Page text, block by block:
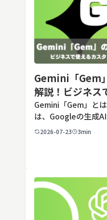
Gemini「Gem
解説！ビジネス
AIの設定手順と
Gemini「Gem」と
は、Googleの生成
用途に合わせてカス
2026-07-23 3min